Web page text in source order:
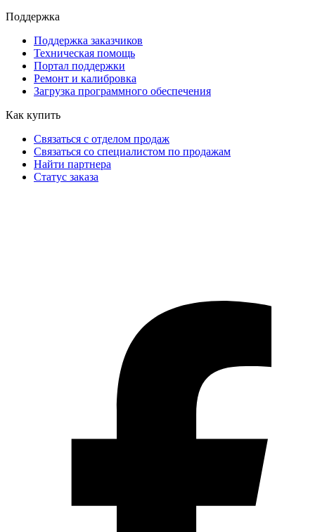
Поддержка
Поддержка заказчиков
Техническая помощь
Портал поддержки
Ремонт и калибровка
Загрузка программного обеспечения
Как купить
Связаться с отделом продаж
Связаться со специалистом по продажам
Найти партнера
Статус заказа